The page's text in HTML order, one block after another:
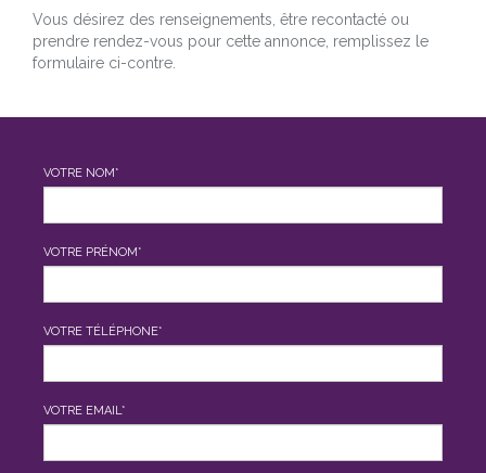
Vous désirez des renseignements, être recontacté ou
prendre rendez-vous pour cette annonce, remplissez le
formulaire ci-contre.
VOTRE NOM*
VOTRE PRÉNOM*
VOTRE TÉLÉPHONE*
VOTRE EMAIL*